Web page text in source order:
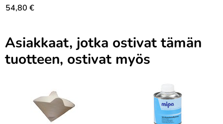
54,80 €
Asiakkaat, jotka ostivat tämän
tuotteen, ostivat myös